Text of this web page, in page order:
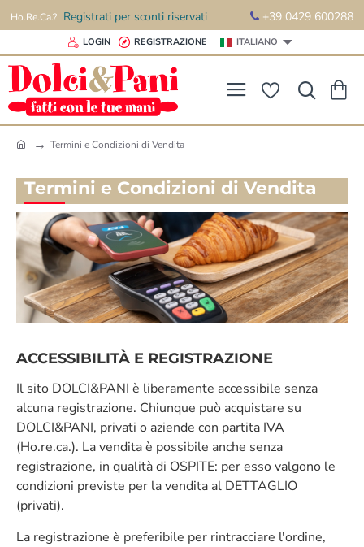
Ho.Re.Ca.? Registrati per sconti riservati +39 0429 600288
LOGIN REGISTRAZIONE ITALIANO
Termini e Condizioni di Vendita
Termini e Condizioni di Vendita
ACCESSIBILITÀ E REGISTRAZIONE
Il sito DOLCI&PANI è liberamente accessibile senza
alcuna registrazione. Chiunque può acquistare su
DOLCI&PANI, privati o aziende con partita IVA
(Ho.re.ca.). La vendita è possibile anche senza
registrazione, in qualità di OSPITE: per esso valgono le
condizioni previste per la vendita al DETTAGLIO
(privati).
La registrazione è preferibile per rintracciare l'ordine,